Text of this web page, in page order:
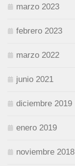
marzo 2023
febrero 2023
marzo 2022
junio 2021
diciembre 2019
enero 2019
noviembre 2018